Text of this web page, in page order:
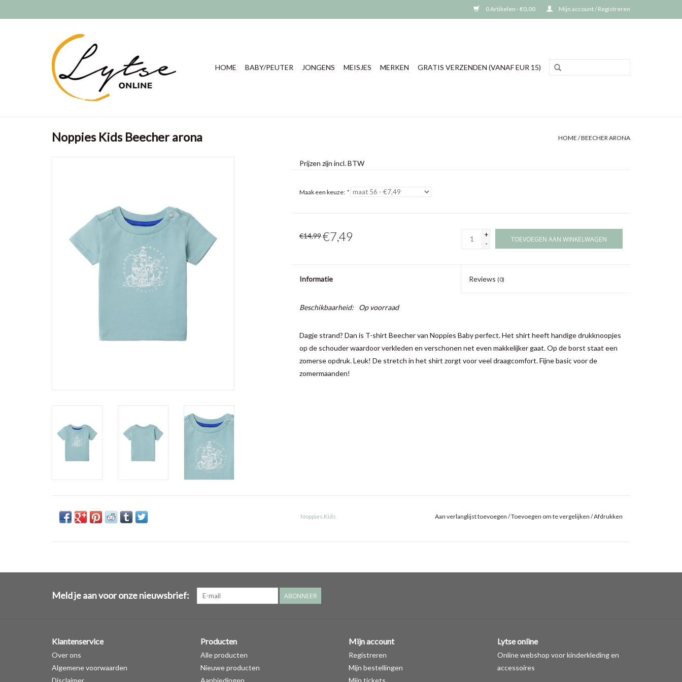
0 Artikelen - €0,00 Mijn account / Registreren
HOME BABY/PEUTER JONGENS MEISJES MERKEN GRATIS VERZENDEN (VANAF EUR 15)
Noppies Kids Beecher arona HOME /BEECHER ARONA
Prijzen zijn incl. BTW
Maak een keuze: *
€14,99 €7,49
+
-
TOEVOEGEN AAN WINKELWAGEN
Informatie Reviews (0)
Beschikbaarheid: Op voorraad
Dagje strand? Dan is T-shirt Beecher van Noppies Baby perfect. Het shirt heeft handige drukknoopjes
op de schouder waardoor verkleden en verschonen net even makkelijker gaat. Op de borst staat een
zomerse opdruk. Leuk! De stretch in het shirt zorgt voor veel draagcomfort. Fijne basic voor de
zomermaanden!
Noppies Kids Aan verlanglijst toevoegen /Toevoegen om te vergelijken /Afdrukken
Meld je aan voor onze nieuwsbrief: ABONNEER
Klantenservice
Over ons
Algemene voorwaarden
Disclaimer
Producten
Alle producten
Nieuwe producten
Aanbiedingen
Mijn account
Registreren
Mijn bestellingen
Mijn tickets
Lytse online
Online webshop voor kinderkleding en
accessoires